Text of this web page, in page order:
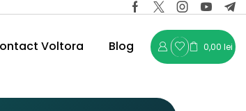
Voltora Blog 0,00 lei